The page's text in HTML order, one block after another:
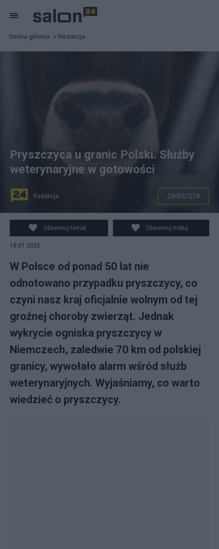
Strona główna Redakcja
fot. Pixabay
Pryszczyca u granic Polski. Służby
weterynaryjne w gotowości
Redakcja ZWIERZĘTA
Obserwuj temat Obserwuj notkę
18.01.2025
W Polsce od ponad 50 lat nie
odnotowano przypadku pryszczycy, co
czyni nasz kraj oficjalnie wolnym od tej
groźnej choroby zwierząt. Jednak
wykrycie ogniska pryszczycy w
Niemczech, zaledwie 70 km od polskiej
granicy, wywołało alarm wśród służb
weterynaryjnych. Wyjaśniamy, co warto
wiedzieć o pryszczycy.